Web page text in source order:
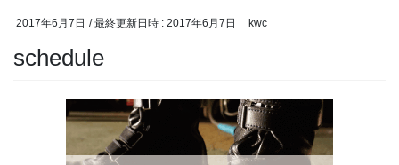
2017年6月7日 / 最終更新日時 : 2017年6月7日 kwc
schedule